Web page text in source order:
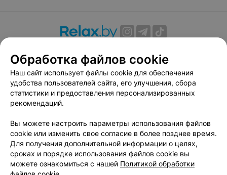
Вакансии
Публичный договор
Способы оплаты
Публичный договор по использованию сервиса
«Афиша»
Пользовательское соглашение
Связаться по вопросам сотрудничества
Написать руководителю relax.by
Персональные настройки cookie
Обработка персональных данных
Обработка файлов cookie
Наш сайт использует файлы cookie для обеспечения
удобства пользователей сайта, его улучшения, сбора
статистики и предоставления персонализированных
рекомендаций.
Вы можете настроить параметры использования файлов
cookie или изменить свое согласие в более позднее время.
Для получения дополнительной информации о целях,
сроках и порядке использования файлов cookie вы
можете ознакомиться с нашей Политикой обработки